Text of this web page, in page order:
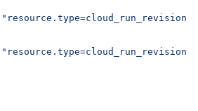
"resource.type=cloud_run_revision
"resource.type=cloud_run_revision